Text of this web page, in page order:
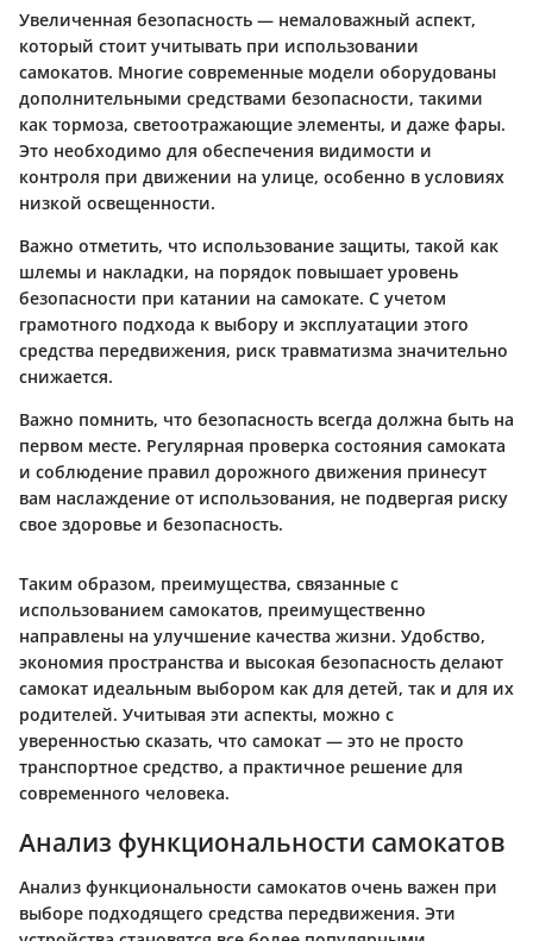
Увеличенная безопасность — немаловажный аспект,
который стоит учитывать при использовании
самокатов. Многие современные модели оборудованы
дополнительными средствами безопасности, такими
как тормоза, светоотражающие элементы, и даже фары.
Это необходимо для обеспечения видимости и
контроля при движении на улице, особенно в условиях
низкой освещенности.
Важно отметить, что использование защиты, такой как
шлемы и накладки, на порядок повышает уровень
безопасности при катании на самокате. С учетом
грамотного подхода к выбору и эксплуатации этого
средства передвижения, риск травматизма значительно
снижается.
Важно помнить, что безопасность всегда должна быть на
первом месте. Регулярная проверка состояния самоката
и соблюдение правил дорожного движения принесут
вам наслаждение от использования, не подвергая риску
свое здоровье и безопасность.
Таким образом, преимущества, связанные с
использованием самокатов, преимущественно
направлены на улучшение качества жизни. Удобство,
экономия пространства и высокая безопасность делают
самокат идеальным выбором как для детей, так и для их
родителей. Учитывая эти аспекты, можно с
уверенностью сказать, что самокат — это не просто
транспортное средство, а практичное решение для
современного человека.
Анализ функциональности самокатов
Анализ функциональности самокатов очень важен при
выборе подходящего средства передвижения. Эти